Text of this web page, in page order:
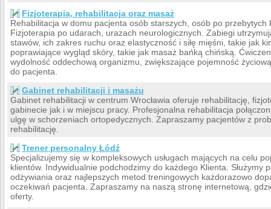
Fizjoterapia, rehabilitacja oraz masaż
Rehabilitacja w domu pacjenta osób starszych, osób po
Fizjoterapia po udarach, urazach neurologicznych. Zabiegi
stawów, ich zakres ruchu oraz elastyczność i siłę mięśni, takie jak
poprawiające wygląd skóry, takie jak masaż bańką chińską.
wydolność oddechową organizmu, zwiększające pojemność
do pacjenta.
Gabinet rehabilitacji i masażu
Gabinet rehabilitacji w centrum Wrocławia oferuje rehabilitację,
gabinecie jak i w miejscu pracy. Profesjonalna rehabilitacja
ulgę w schorzeniach ortopedycznych. Zapraszamy pacjentów z
rehabilitację.
Trener personalny Łódź
Specjalizujemy się w kompleksowych usługach mających na celu
klientów. Indywidualnie podchodzimy do każdego Klienta. Służymy
odżywiania oraz najlepszych metod treningowych każdorazowo
oczekiwań pacjenta. Zapraszamy na naszą stronę internetową,
oferty.